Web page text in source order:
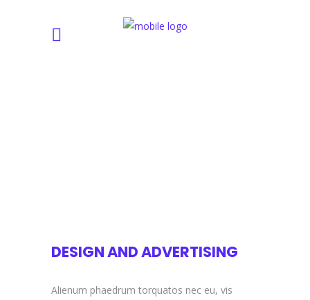
DESIGN AND ADVERTISING
Alienum phaedrum torquatos nec eu, vis